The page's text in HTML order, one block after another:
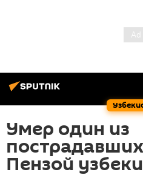
Умер один из
Пензой